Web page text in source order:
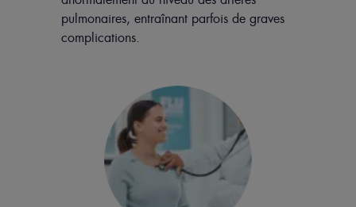
pulmonaires, entraînant parfois de graves
complications.